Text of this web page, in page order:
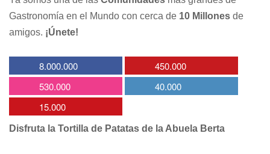
Gastronomía en el Mundo con cerca de 10 Millones de
amigos. ¡Únete!
8.000.000
450.000
530.000
40.000
15.000
Disfruta la Tortilla de Patatas de la Abuela Berta